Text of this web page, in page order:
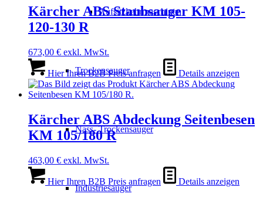
Aufsitzkehrmaschinen
Trockensauger
Nass- Trockensauger
Industriesauger
Kärcher ABS Staubsauger KM 105-
120-130 R
673,00 € exkl. MwSt.
Hier Ihren B2B Preis anfragen Details anzeigen
Kärcher ABS Abdeckung Seitenbesen
KM 105/180 R
463,00 € exkl. MwSt.
Hier Ihren B2B Preis anfragen Details anzeigen